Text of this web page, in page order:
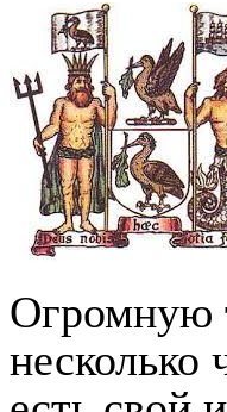
Огромную
несколько